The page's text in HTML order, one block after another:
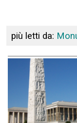
più letti da: